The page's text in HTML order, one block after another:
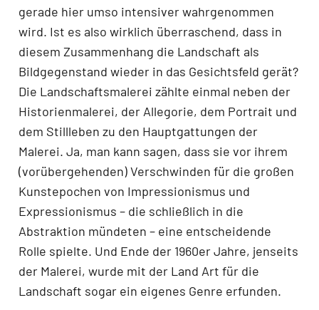
gerade hier umso intensiver wahrgenommen
wird. Ist es also wirklich überraschend, dass in
diesem Zusammenhang die Landschaft als
Bildgegenstand wieder in das Gesichtsfeld gerät?
Die Landschaftsmalerei zählte einmal neben der
Historienmalerei, der Allegorie, dem Portrait und
dem Stillleben zu den Hauptgattungen der
Malerei. Ja, man kann sagen, dass sie vor ihrem
(vorübergehenden) Verschwinden für die großen
Kunstepochen von Impressionismus und
Expressionismus – die schließlich in die
Abstraktion mündeten – eine entscheidende
Rolle spielte. Und Ende der 1960er Jahre, jenseits
der Malerei, wurde mit der Land Art für die
Landschaft sogar ein eigenes Genre erfunden.